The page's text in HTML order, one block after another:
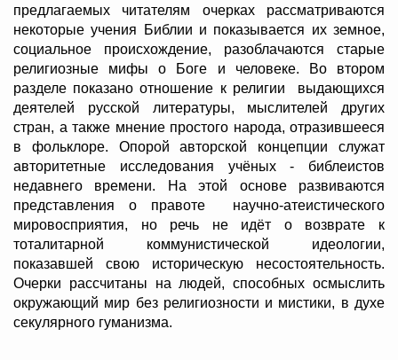
предлагаемых читателям очерках рассматриваются
некоторые учения Библии и показывается их земное,
социальное происхождение, разоблачаются старые
религиозные мифы о Боге и человеке. Во втором
разделе показано отношение к религии выдающихся
деятелей русской литературы, мыслителей других
стран, а также мнение простого народа, отразившееся
в фольклоре. Опорой авторской концепции служат
авторитетные исследования учёных - библеистов
недавнего времени. На этой основе развиваются
представления о правоте научно-атеистического
мировосприятия, но речь не идёт о возврате к
тоталитарной коммунистической идеологии,
показавшей свою историческую несостоятельность.
Очерки рассчитаны на людей, способных осмыcлить
окружающий мир без религиозности и мистики, в духе
секулярного гуманизма.